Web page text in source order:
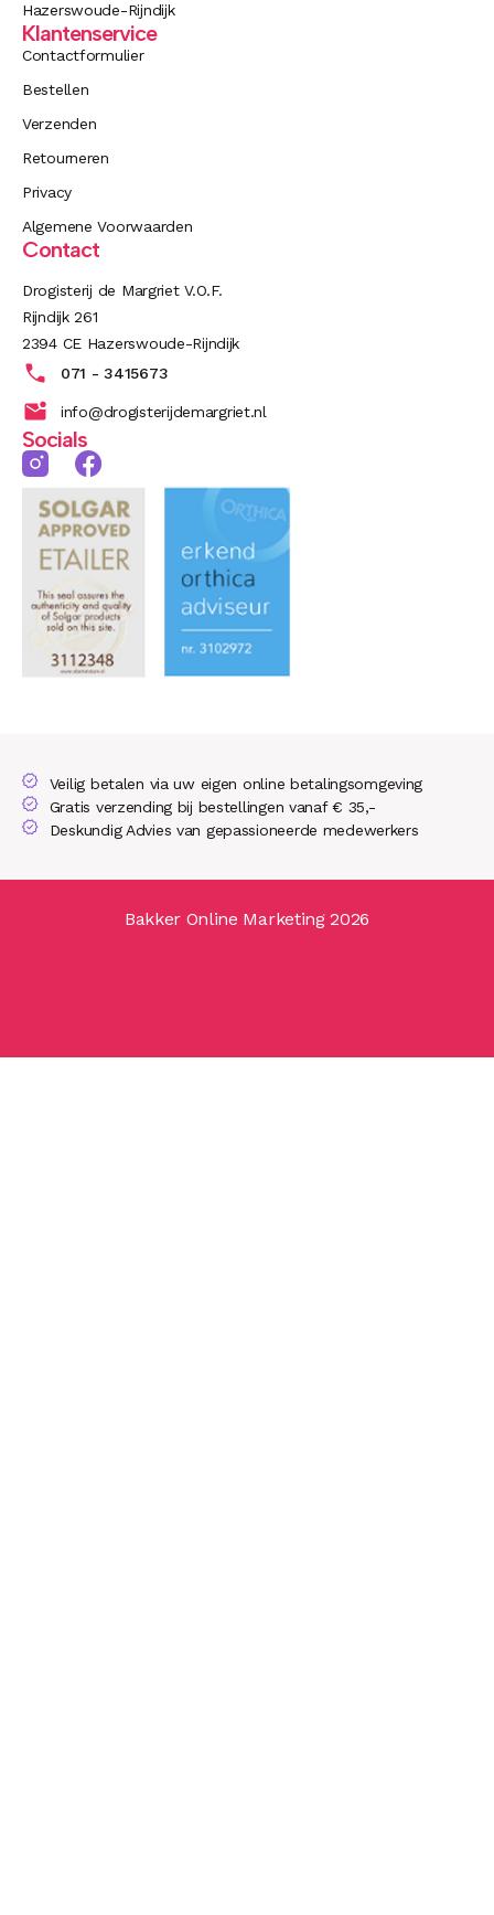
Hazerswoude-Rijndijk
Klantenservice
Contactformulier
Bestellen
Verzenden
Retourneren
Privacy
Algemene Voorwaarden
Contact
Drogisterij de Margriet V.O.F.
Rijndijk 261
2394 CE Hazerswoude-Rijndijk
071 - 3415673
info@drogisterijdemargriet.nl
Socials
Veilig betalen via uw eigen online betalingsomgeving
Gratis verzending bij bestellingen vanaf € 35,-
Deskundig Advies van gepassioneerde medewerkers
Bakker Online Marketing 2026